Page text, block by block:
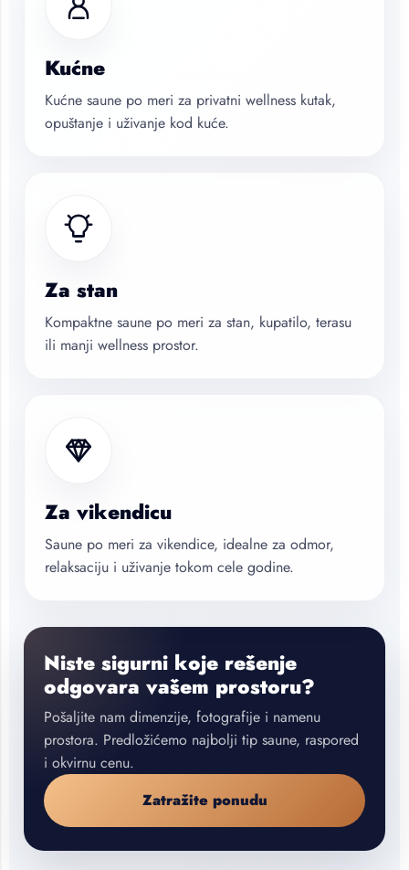
Kućne
Kućne saune po meri za privatni wellness kutak,
opuštanje i uživanje kod kuće.
Za stan
Kompaktne saune po meri za stan, kupatilo, terasu
ili manji wellness prostor.
Za vikendicu
Saune po meri za vikendice, idealne za odmor,
relaksaciju i uživanje tokom cele godine.
Niste sigurni koje rešenje
odgovara vašem prostoru?
Pošaljite nam dimenzije, fotografije i namenu
prostora. Predložićemo najbolji tip saune, raspored
i okvirnu cenu.
Zatražite ponudu